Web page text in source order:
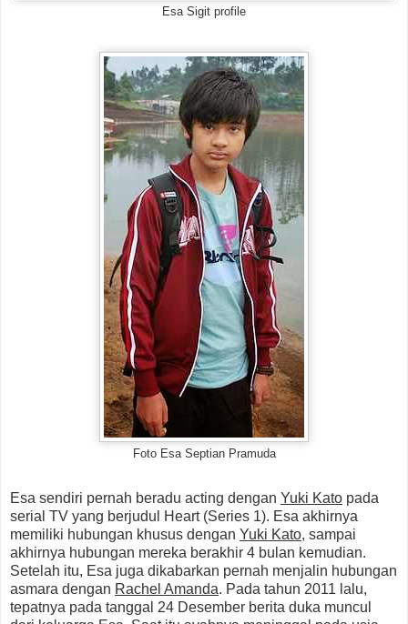
Esa Sigit profile
Foto Esa Septian Pramuda
Esa sendiri pernah beradu acting dengan Yuki Kato pada
serial TV yang berjudul Heart (Series 1). Esa akhirnya
memiliki hubungan khusus dengan Yuki Kato, sampai
akhirnya hubungan mereka berakhir 4 bulan kemudian.
Setelah itu, Esa juga dikabarkan pernah menjalin hubungan
asmara dengan Rachel Amanda. Pada tahun 2011 lalu,
tepatnya pada tanggal 24 Desember berita duka muncul